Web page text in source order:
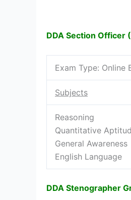
DDA Section Officer
Exam Type: Online
Subjects
Reasoning
Quantitative
General Awareness
English Language
DDA Stenographer